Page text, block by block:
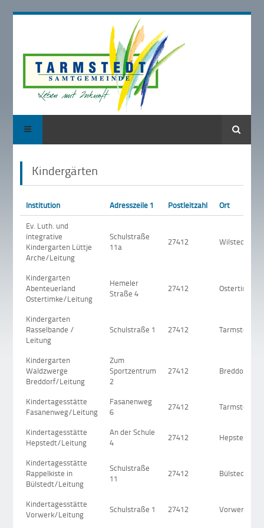
Suche
Kindergärten
Institution Adresszeile 1 Postleitzahl
Ort
Ev. Luth. und
integrative
Kindergarten Lüttje
Arche/Leitung
Schulstraße
11a
27412 Wilstedt
Kindergarten
Abenteuerland
Ostertimke/Leitung
Hemeler
Straße 4
27412 Ostertimke
Kindergarten
Rasselbande /
Leitung
Schulstraße 1 27412 Tarmstedt
Kindergarten
Waldzwerge
Breddorf/Leitung
Zum
Sportzentrum
2
27412 Breddorf
Kindertagesstätte
Fasanenweg/Leitung
Fasanenweg
6
27412 Tarmstedt
Kindertagesstätte
Hepstedt/Leitung
An der Schule
4
27412 Hepstedt
Kindertagesstätte
Rappelkiste in
Bülstedt/Leitung
Schulstraße
11
27412 Bülstedt
Kindertagesstätte
Vorwerk/Leitung
Schulstraße 1 27412 Vorwerk